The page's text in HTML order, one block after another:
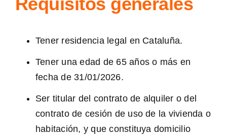
Tener residencia legal en Cataluña.
Tener una edad de 65 años o más en
fecha de 31/01/2026.
Ser titular del contrato de alquiler o del
contrato de cesión de uso de la vivienda o
habitación, y que constituya domicilio